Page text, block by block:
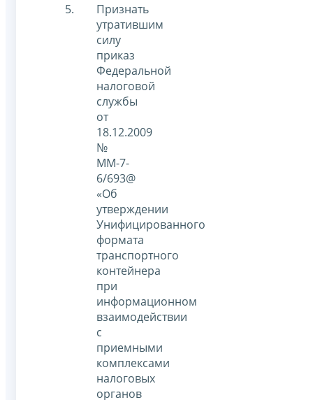
Признать
утратившим
силу
приказ
Федеральной
налоговой
службы
от
18.12.2009
№
ММ-7-
6/693@
«Об
утверждении
Унифицированного
формата
транспортного
контейнера
при
информационном
взаимодействии
с
приемными
комплексами
налоговых
органов